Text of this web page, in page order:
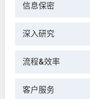
信息保密
深入研究
流程&效率
客户服务